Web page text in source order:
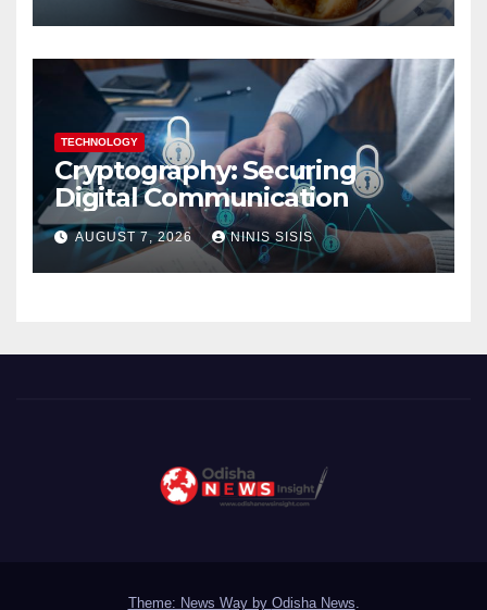
TECHNOLOGY
Cryptography: Securing
Digital Communication
AUGUST 7, 2026 NINIS SISIS
Theme: News Way by Odisha News